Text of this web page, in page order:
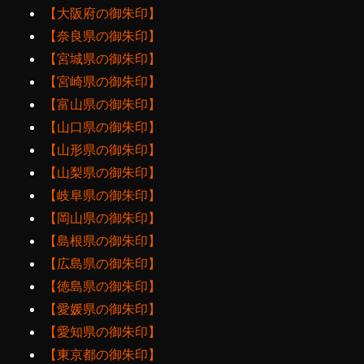
【大阪府の御朱印】
【奈良県の御朱印】
【宮城県の御朱印】
【宮崎県の御朱印】
【富山県の御朱印】
【山口県の御朱印】
【山形県の御朱印】
【山梨県の御朱印】
【岐阜県の御朱印】
【岡山県の御朱印】
【島根県の御朱印】
【広島県の御朱印】
【徳島県の御朱印】
【愛媛県の御朱印】
【愛知県の御朱印】
【東京都の御朱印】